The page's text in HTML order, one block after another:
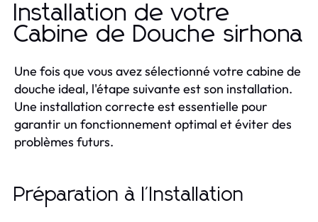
Installation de votre
Cabine de Douche sirhona
Une fois que vous avez sélectionné votre cabine de
douche ideal, l'étape suivante est son installation.
Une installation correcte est essentielle pour
garantir un fonctionnement optimal et éviter des
problèmes futurs.
Préparation à l'Installation